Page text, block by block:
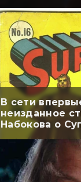
В сети
неизданное
Набокова о
перевели